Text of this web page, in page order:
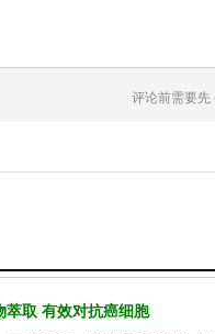
评论前需要先
萃取 有效对抗癌细胞